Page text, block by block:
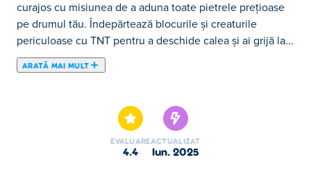
curajos cu misiunea de a aduna toate pietrele prețioase
pe drumul tău. Îndepărtează blocurile și creaturile
periculoase cu TNT pentru a deschide calea și ai grijă la...
ARATĂ MAI MULT
pe drumul tău. Îndepărtează blocurile și creaturile
periculoase cu TNT pentru a deschide calea și ai grijă la
tot felul de capcane! Poti sa iesi din lumea subterana
EVALUARE
4.4
ACTUALIZAT
iun. 2025